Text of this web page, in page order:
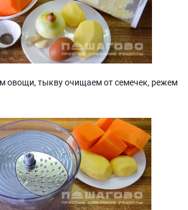
овощи, тыкву очищаем от семечек, режем